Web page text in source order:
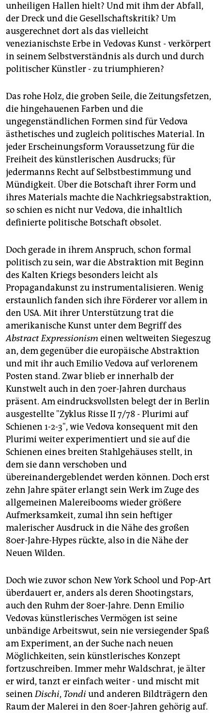
unheiligen Hallen hielt? Und mit ihm der Abfall,
der Dreck und die Gesellschaftskritik? Um
ausgerechnet dort als das vielleicht
venezianischste Erbe in Vedovas Kunst - verkörpert
in seinem Selbstverständnis als durch und durch
politischer Künstler - zu triumphieren?
Das rohe Holz, die groben Seile, die Zeitungsfetzen,
die hingehauenen Farben und die
ungegenständlichen Formen sind für Vedova
ästhetisches und zugleich politisches Material. In
jeder Erscheinungsform Voraussetzung für die
Freiheit des künstlerischen Ausdrucks; für
jedermanns Recht auf Selbstbestimmung und
Mündigkeit. Über die Botschaft ihrer Form und
ihres Materials machte die Nachkriegsabstraktion,
so schien es nicht nur Vedova, die inhaltlich
definierte politische Botschaft obsolet.
Doch gerade in ihrem Anspruch, schon formal
politisch zu sein, war die Abstraktion mit Beginn
des Kalten Kriegs besonders leicht als
Propagandakunst zu instrumentalisieren. Wenig
erstaunlich fanden sich ihre Förderer vor allem in
den USA. Mit ihrer Unterstützung trat die
amerikanische Kunst unter dem Begriff des
Abstract Expressionism einen weltweiten Siegeszug
an, dem gegenüber die europäische Abstraktion
und mit ihr auch Emilio Vedova auf verlorenem
Posten stand. Zwar blieb er innerhalb der
Kunstwelt auch in den 70er-Jahren durchaus
präsent. Am eindrucksvollsten belegt der in Berlin
ausgestellte "Zyklus Risse II 7/78 - Plurimi auf
Schienen 1-2-3", wie Vedova konsequent mit den
Plurimi weiter experimentiert und sie auf die
Schienen eines breiten Stahlgehäuses stellt, in
dem sie dann verschoben und
übereinandergeblendet werden können. Doch erst
zehn Jahre später erlangt sein Werk im Zuge des
allgemeinen Malereibooms wieder größere
Aufmerksamkeit, zumal ihn sein heftiger
malerischer Ausdruck in die Nähe des großen
80er-Jahre-Hypes rückte, also in die Nähe der
Neuen Wilden.
Doch wie zuvor schon New York School und Pop-Art
überdauert er, anders als deren Shootingstars,
auch den Ruhm der 80er-Jahre. Denn Emilio
Vedovas künstlerisches Vermögen ist seine
unbändige Arbeitswut, sein nie versiegender Spaß
am Experiment, an der Suche nach neuen
Möglichkeiten, sein künstlerisches Konzept
fortzuschreiben. Immer mehr Waldschrat, je älter
er wird, tanzt er einfach weiter - und mischt mit
seinenDischi, Tondi und anderen Bildträgern den
Raum der Malerei in den 80er-Jahren gehörig auf.